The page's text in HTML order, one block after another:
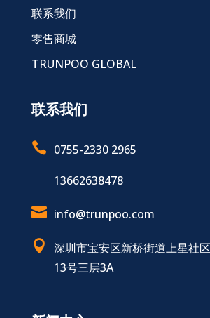
联系我们
零售商城
TRUNPOO GLOBAL
联系我们
 0755-2330 2965
13662638478
 info@trunpoo.com
 深圳市宝安区新桥街道上星社
13号三层3A